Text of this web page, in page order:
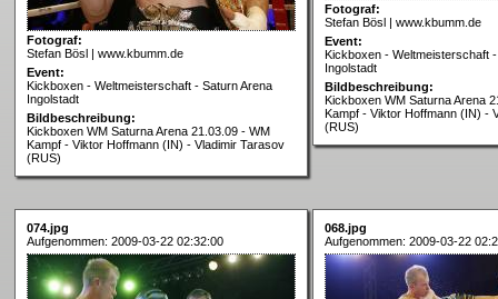
Fotograf:
Stefan Bösl | www.kbumm.de
Event:
Kickboxen - Weltmeisterschaft - Saturn Arena
Ingolstadt
Bildbeschreibung:
Kickboxen WM Saturna Arena 21.03.09 - WM
Kampf - Viktor Hoffmann (IN) - Vladimir Tarasov
(RUS)
Fotograf:
Stefan Bösl | www.kbumm.de
Event:
Kickboxen - Weltmeisterschaft
Ingolstadt
Bildbeschreibung:
Kickboxen WM Saturna Arena
Kampf - Viktor Hoffmann (IN) -
(RUS)
074.jpg
Aufgenommen: 2009-03-22 02:32:00
068.jpg
Aufgenommen: 2009-03-22